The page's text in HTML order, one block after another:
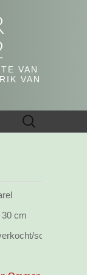
VAN
VAN
Zoeken
naar:
cm
sold